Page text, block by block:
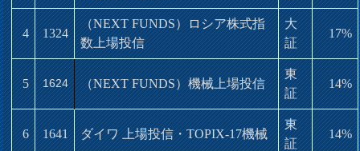
4 1324
（NEXT FUNDS）ロシア株式指
数上場投信
大
証
17%
5 1624 （NEXT FUNDS）機械上場投信
東
証
14%
6 1641 ダイワ 上場投信・TOPIX-17機械
東
証
14%